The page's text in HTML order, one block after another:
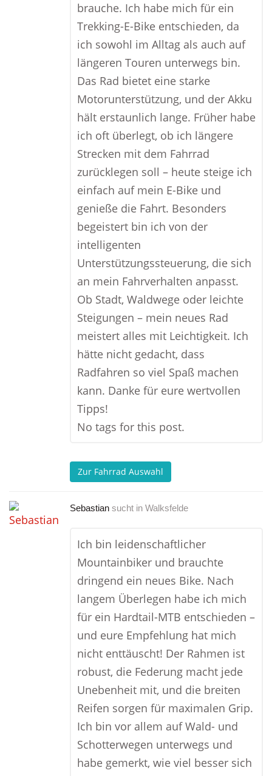
brauche. Ich habe mich für ein
Trekking-E-Bike entschieden, da
ich sowohl im Alltag als auch auf
längeren Touren unterwegs bin.
Das Rad bietet eine starke
Motorunterstützung, und der Akku
hält erstaunlich lange. Früher habe
ich oft überlegt, ob ich längere
Strecken mit dem Fahrrad
zurücklegen soll – heute steige ich
einfach auf mein E-Bike und
genieße die Fahrt. Besonders
begeistert bin ich von der
intelligenten
Unterstützungssteuerung, die sich
an mein Fahrverhalten anpasst.
Ob Stadt, Waldwege oder leichte
Steigungen – mein neues Rad
meistert alles mit Leichtigkeit. Ich
hätte nicht gedacht, dass
Radfahren so viel Spaß machen
kann. Danke für eure wertvollen
Tipps!
No tags for this post.
Zur Fahrrad Auswahl
Sebastian sucht in Walksfelde
Ich bin leidenschaftlicher
Mountainbiker und brauchte
dringend ein neues Bike. Nach
langem Überlegen habe ich mich
für ein Hardtail-MTB entschieden –
und eure Empfehlung hat mich
nicht enttäuscht! Der Rahmen ist
robust, die Federung macht jede
Unebenheit mit, und die breiten
Reifen sorgen für maximalen Grip.
Ich bin vor allem auf Wald- und
Schotterwegen unterwegs und
habe gemerkt, wie viel besser sich